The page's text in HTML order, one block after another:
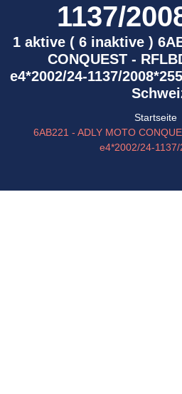
1137/
1 aktive ( 6 inaktive )
CONQUEST -
e4*2002/24-1137/
Startseite
6AB221 - ADLY MOTO
e4*2002/24-1137/